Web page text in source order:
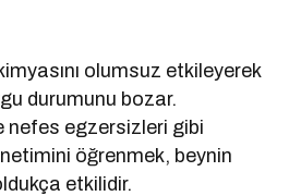
olumsuz etkileyerek
durumunu bozar.
nefes egzersizleri gibi
öğrenmek, beynin
etkilidir.